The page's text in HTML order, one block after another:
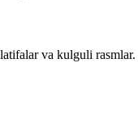
va kulguli